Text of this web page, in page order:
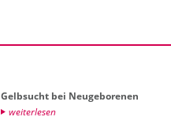
Gelb­sucht bei Neu­ge­bo­re­nen
wei­ter­le­sen